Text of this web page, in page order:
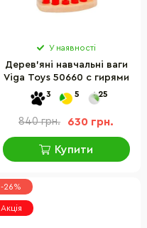
У наявності
Дерев'яні навчальні ваги
Viga Toys 50660 с гирями
3 5 25
840 грн. 630 грн.
Купити
-26%
Акція